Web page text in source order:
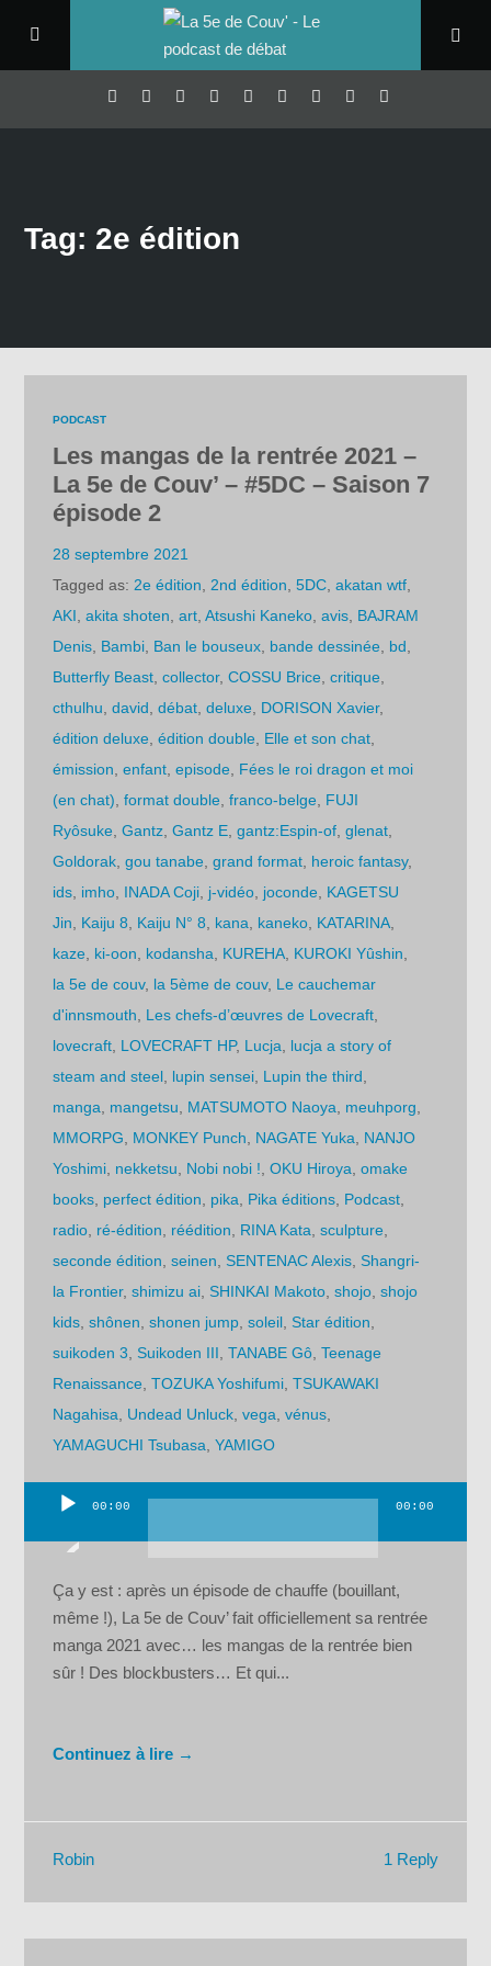
Tag: 2e édition
PODCAST
Les mangas de la rentrée 2021 –
La 5e de Couv’ – #5DC – Saison 7
épisode 2
28 septembre 2021
Tagged as: 2e édition 2nd édition ,5DC ,akatan wtf
AKI ,akita shoten ,art ,Atsushi Kaneko ,avis BAJRAM
Denis Bambi Ban le bouseux bande dessinée bd
Butterfly Beast ,collector,COSSU Brice ,critique
cthulhu ,david ,débat ,deluxe DORISON Xavier,
édition deluxe ,édition double Elle et son chat
émission ,enfant ,episode Fées le roi dragon et moi
(en chat) ,format double ,franco-belge FUJI
Ryôsuke ,Gantz ,Gantz E ,gantz:Espin-of ,glenat
Goldorak ,gou tanabe ,grand format heroic fantasy,
ids imho INADA Coji j-vidéo joconde KAGETSU
Jin
Kaiju 8 Kaiju N° 8 kana kaneko KATARINA
kaze ki-oon kodansha KUREHA KUROKI Yûshin
la 5e de couv, la 5ème de couv, Le cauchemar
d'innsmouth
Les chefs-d’œuvres de Lovecraft
lovecraft LOVECRAFT HP, Lucja
lucja a story of
steam and steel lupin sensei Lupin the third
manga
mangetsu MATSUMOTO Naoya meuhporg
MMORPG
MONKEY Punch NAGATE Yuka
NANJO
Yoshimi nekketsu Nobi nobi ! ,OKU Hiroya ,omake
books perfect édition pika Pika éditions Podcast
radio ré-édition réédition RINA Kata ,sculpture
seconde édition ,seinen ,SENTENAC Alexis ,Shangri-
la Frontier,shimizu ai ,SHINKAI Makoto ,shojo ,shojo
kids ,shônen ,shonen jump ,soleil ,Star édition
suikoden 3 ,Suikoden III ,TANABE Gô ,Teenage
Renaissance ,TOZUKA Yoshifumi ,TSUKAWAKI
Nagahisa
Undead Unluck ,vega ,vénus
YAMAGUCHI Tsubasa ,YAMIGO
00:00 00:00
Ça y est : après un épisode de chauffe (bouillant,
même !), La 5e de Couv’ fait officiellement sa rentrée
manga 2021 avec… les mangas de la rentrée bien
sûr ! Des blockbusters… Et qui...
Continuez à lire →
1 Reply
Robin